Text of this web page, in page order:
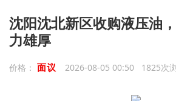
沈阳沈北新区收购液压油
力雄厚
价格： 面议 2026-08-05 00:50 1825次